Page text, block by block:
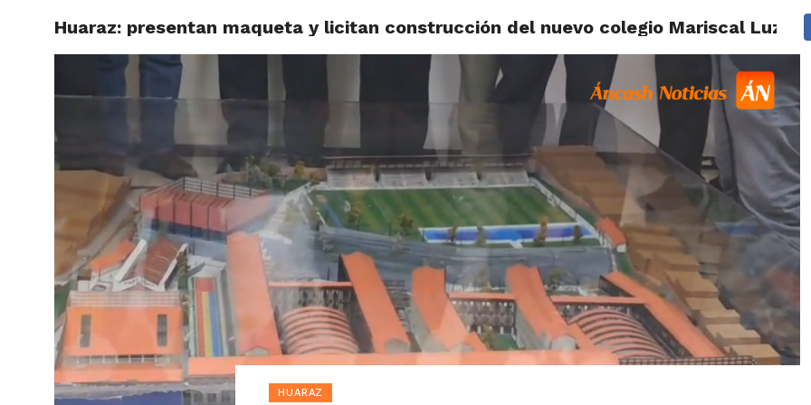
ACTUALIDAD HUARAZ ÁNCASH TÚ ELIGES 2026 POLICIALES
Huaraz: presentan maqueta y licitan construcción del nuevo colegio Mariscal
HUARAZ